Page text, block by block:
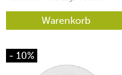
Warenkorb
- 10%